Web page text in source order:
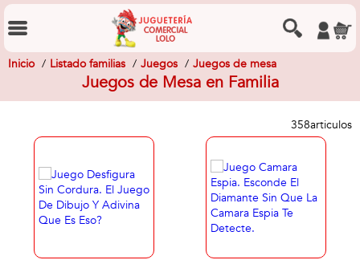
Inicio Listado familias Juegos Juegos de mesa
Juegos de Mesa en Familia
358articulos